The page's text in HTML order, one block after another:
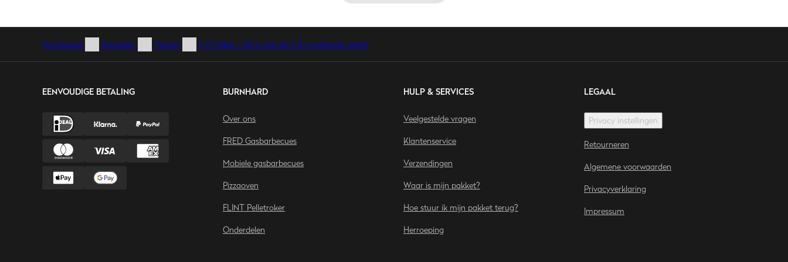
Homepage Recepten Varken 3 2 1 Ribs! – Dit is hoe de 3-2-1-methode werkt!
EENVOUDIGE BETALING BURNHARD
Over ons
FRED Gasbarbecues
Mobiele gasbarbecues
Pizzaoven
FLINT Pelletroker
Onderdelen
HULP & SERVICES
Veelgestelde vragen
Klantenservice
Verzendingen
Waar is mijn pakket?
Hoe stuur ik mijn pakket terug?
Herroeping
LEGAAL
Privacy instellingen
Retourneren
Algemene voorwaarden
Privacyverklaring
Impressum